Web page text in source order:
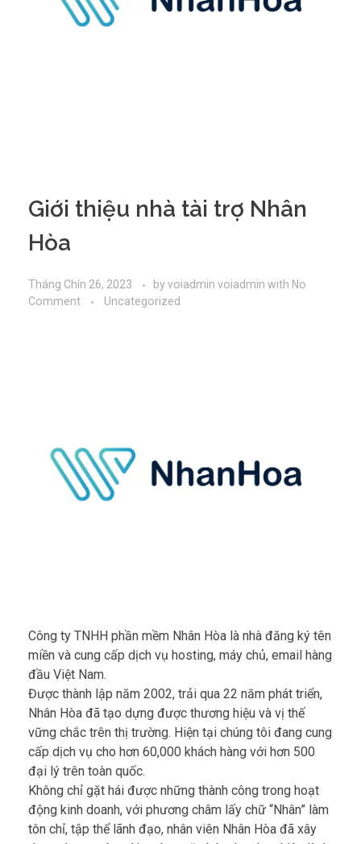
Giới thiệu nhà tài trợ Nhân
Hòa
Tháng Chín 26, 2023 by voiadmin voiadmin with No
Comment
Uncategorized
Công ty TNHH phần mềm Nhân Hòa là nhà đăng ký tên
miền và cung cấp dịch vụ hosting, máy chủ, email hàng
đầu Việt Nam.
Được thành lập năm 2002, trải qua 22 năm phát triển,
Nhân Hòa đã tạo dựng được thương hiệu và vị thế
vững chắc trên thị trường. Hiện tại chúng tôi đang cung
cấp dịch vụ cho hơn 60,000 khách hàng với hơn 500
đại lý trên toàn quốc.
Không chỉ gặt hái được những thành công trong hoạt
động kinh doanh, với phương châm lấy chữ “Nhân” làm
tôn chỉ, tập thể lãnh đạo, nhân viên Nhân Hòa đã xây